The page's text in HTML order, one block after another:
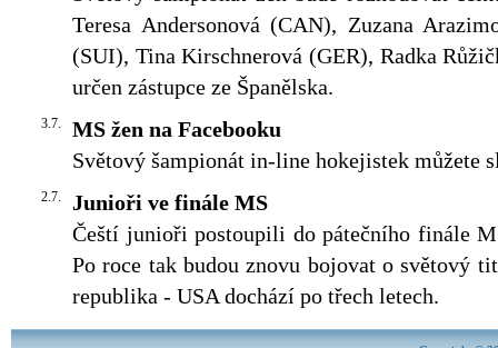
Teresa Andersonová (CAN), Zuzana
(SUI), Tina Kirschnerová (GER), Radka
určen zástupce ze Španělska.
3.7.
MS žen na Facebooku
Světový šampionát in-line hokejistek můžete
2.7.
Junioři ve finále MS
Čeští junioři postoupili do pátečního finále
Po roce tak budou znovu bojovat o světový
republika - USA dochází po třech letech.